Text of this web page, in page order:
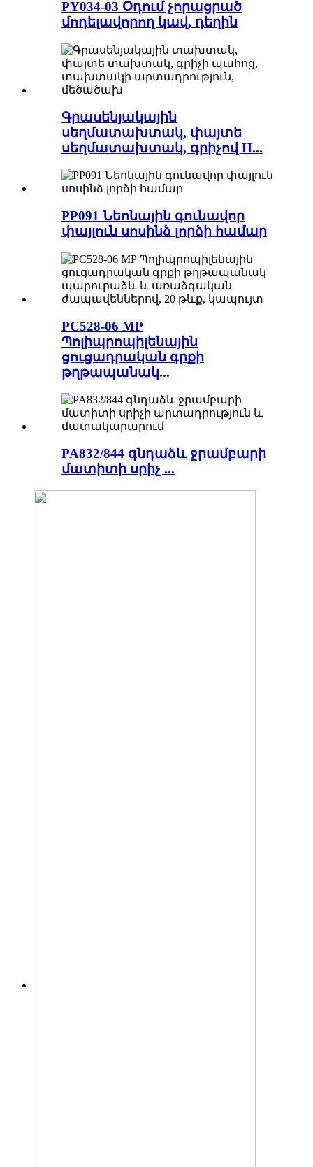
PY034-03 Օդում չորացրած
մոդելավորող կավ, դեղին
Գրասենյակային
սեղմատախտակ, փայտե
սեղմատախտակ, գրիչով H...
PP091 Նեոնային գունավոր
փայլուն սոսինձ լորձի համար
PC528-06 MP
Պոլիպրոպիլենային
ցուցադրական գրքի
թղթապանակ...
PA832/844 գնդաձև ջրամբարի
մատիտի սրիչ ...